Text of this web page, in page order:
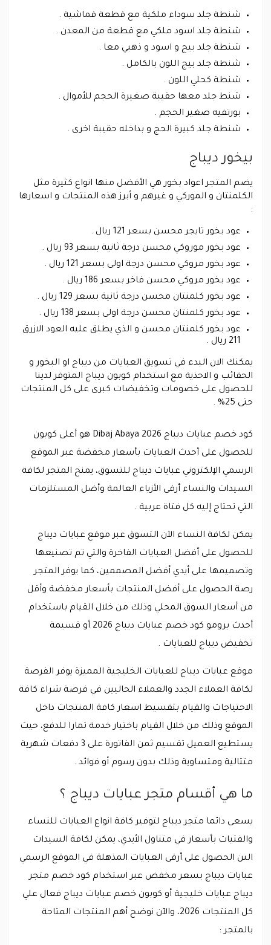
شنطة جلد سوداء ملكية مع قطعة قماشية .
شنطة جلد اسود ملكي مع قطعة من المعدن .
شنطة جلد بيج و اسود و ذهبي معا .
شنطة جلد بيج اللون بالكامل .
شنطة كحلي اللون .
شنط جلد معها حقيبة صغيرة الحجم للأموال .
بورتفيه صغير الحجم .
شنطة جلد كبيرة الحج و بداخله حقيبة اخرى .
بيخور ديباج
يضم المتجر اعواد بخور هي الأفضل منها انواع كثيرة مثل
الكلمنتان و الموركي و غيرهم و أبرز هذه المنتجات و اسعارها
:
عود بخور تايجر محسن بسعر 121 ريال .
عود بخور موروكي محسن درجة ثانية بسعر 93 ريال .
عود بخور مروكي محسن درجة اولى بسعر 121 ريال .
عود بخور مروكي محسن فاخر بسعر 186 ريال .
عود بخور كلمنتان محسن درجة ثانية بسعر 129 ريال .
عود بخور كلمنتان محسن درجة اولى بسعر 138 ريال .
عود بخور كلمنتان محسن و الذي يطلق عليه العود الازرق
211 ريال .
يمكنك الان البدء في تسويق العبايات من ديباج او البخور و
الحقائب و الاحذية مع استخدام كوبون ديباج المتوفر لدينا
للحصول على خصومات وتخفيضات كبرى على كل المنتجات
حتى 25% .
كود خصم عبايات ديباج Dibaj Abaya 2026 هو أعلى كوبون
للحصول على أحدث العبايات بأسعار مخفضة عبر الموقع
الرسمي الإلكتروني عبايات ديباج للتسوق، يمنح المتجر لكافة
السيدات والنساء أرقى الأزياء العالمة وأضل المستلزمات
التي تحتاج إليه كل فتاة عربية .
يمكن لكافة النساء الآن التسوق عبر موقع عبايات ديباج
للحصول على أفضل العبايات الفاخرة والتي تم تصنيعها
وتصميمها على أيدي أفضل المصممين، كما يوفر المتجر
رصة الحصول على أفضل المنتجات بأسعار مخفضة وأقل
من أسعار السوق المحلي وذلك من خلال القيام باستخدام
أحدث برومو كود خصم عبايات ديباج 2026 أو قسيمة
تخفيض ديباج للعبايات .
موقع عبايات ديباج للعبايات الخليجية المميزة يوفر الفرصة
لكافة العملاء الجدد والعملاء الحاليين في فرصة شراء كافة
الاحتياجات والقيام بتقسيط اسعار كافة المنتجات داخل
الموقع وذلك من خلال القيام باختيار خدمة تمارا للدفع، حيث
يستطيع العميل تقسيم ثمن الفاتورة على 3 دفعات شهرية
متتالية ومتساوية وذلك بدون رسوم أو فوائد .
ما هي أقسام متجر عبايات ديباج ؟
يسعى دائما متجر ديباج لتوفير كافة انواع العبايات للنساء
والفتيات بأسعار في متناول الأيدي، يمكن لكافة السيدات
الىن الحصول على أرقى العبايات المذهلة في الموقع الرسمي
عبايات ديباج بسعر مخفض عبر استخدام كود خصم متجر
ديباج عبايات خليجية أو كوبون خصم عبايات ديباج فعال علي
كل المنتجات 2026، والآن نوضح أهم المنتجات المتاحة
بالمتجر :